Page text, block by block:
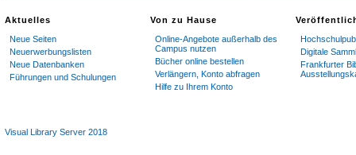
Aktuelles
Neue Seiten
Neuerwerbungslisten
Neue Datenbanken
Führungen und Schulungen
Von zu Hause
Online-Angebote außerhalb des
Campus nutzen
Bücher online bestellen
Verlängern, Konto abfragen
Hilfe zu Ihrem Konto
Digitale
Frankfurter
Visual Library Server 2018